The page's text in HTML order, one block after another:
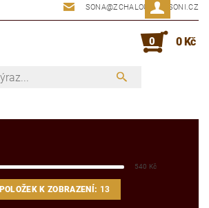
SONA@ZCHALOUPKYUSONI.CZ
0 0 Kč
540 Kč
POLOŽEK K ZOBRAZENÍ: 13